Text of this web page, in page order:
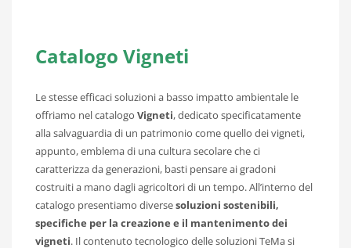
Catalogo Vigneti
Le stesse efficaci soluzioni a basso impatto ambientale le
offriamo nel catalogo Vigneti, dedicato specificatamente
alla salvaguardia di un patrimonio come quello dei vigneti,
appunto, emblema di una cultura secolare che ci
caratterizza da generazioni, basti pensare ai gradoni
costruiti a mano dagli agricoltori di un tempo. All’interno del
catalogo presentiamo diversesoluzioni sostenibili,
specifiche per la creazione e il mantenimento dei
vigneti. Il contenuto tecnologico delle soluzioni TeMa si